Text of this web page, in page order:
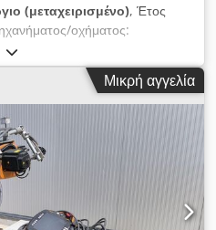
(μεταχειρισμένο), Έτος
οχήματος:
αχρησιμοποίητος γερανός
κατασκευής 2004, είναι ακόμα
Τύπος: Demag DH520 H52
4000 kg Διαδρομή
ανύψωσης: ø 11 mm
m/min Ταχύτητα ανύψωσης
Aphof Ισχύς: 3,6 KW
Κινητήρας ανύψωσης: KBH
KBA 71 B4
Μικρή αγγελία